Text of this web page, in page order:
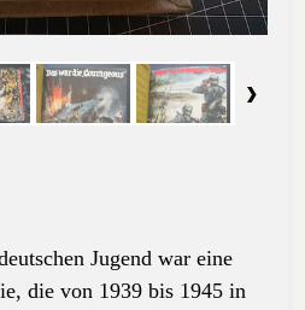
Jugend war eine
die von 1939 bis 1945 in